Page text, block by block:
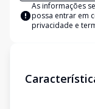
As informações
possa entrar em
privacidade e